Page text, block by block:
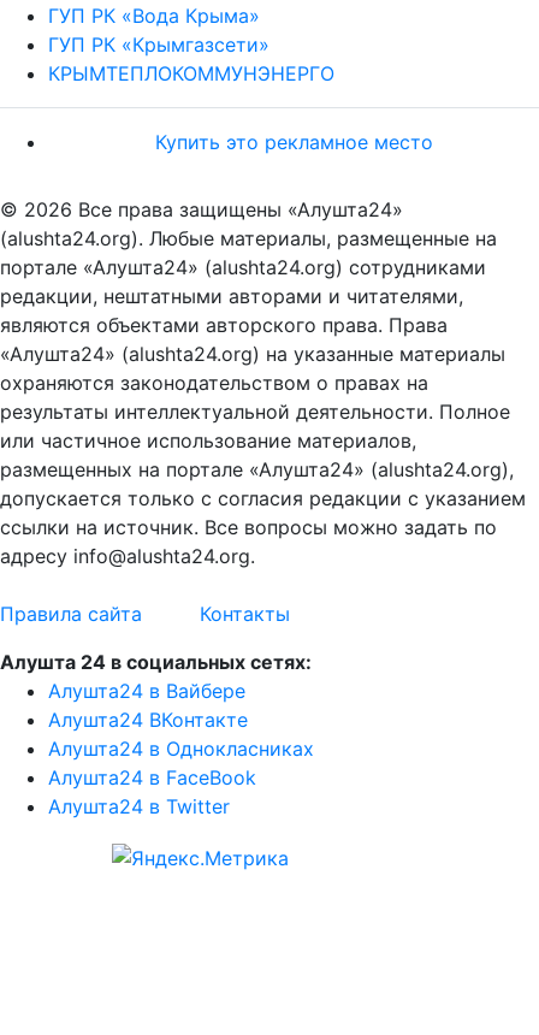
ГУП РК «Вода Крыма»
ГУП РК «Крымгазсети»
КРЫМТЕПЛОКОММУНЭНЕРГО
Купить это рекламное место
© 2026 Все права защищены «Алушта24»
(alushta24.org). Любые материалы, размещенные на
портале «Алушта24» (alushta24.org) сотрудниками
редакции, нештатными авторами и читателями,
являются объектами авторского права. Права
«Алушта24» (alushta24.org) на указанные материалы
охраняются законодательством о правах на
результаты интеллектуальной деятельности. Полное
или частичное использование материалов,
размещенных на портале «Алушта24» (alushta24.org),
допускается только с согласия редакции с указанием
ссылки на источник. Все вопросы можно задать по
адресу info@alushta24.org.
Правила сайта
Контакты
Алушта 24 в социальных сетях:
Алушта24 в Вайбере
Алушта24 ВКонтакте
Алушта24 в Однокласниках
Алушта24 в FaceBook
Алушта24 в Twitter